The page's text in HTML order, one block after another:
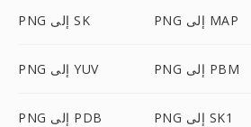
PNG إلى SK PNG إلى MAP
PNG إلى YUV PNG إلى PBM
PNG إلى PDB PNG إلى SK1